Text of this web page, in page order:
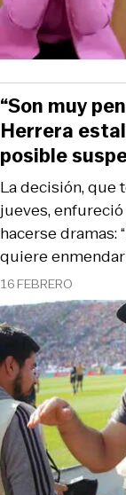
16 FEBRERO
La decisión, que
jueves,
hacerse dramas:
quiere
“Son muy
Herrera
posible